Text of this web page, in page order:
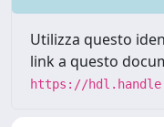
Utilizza questo
link a questo
https://